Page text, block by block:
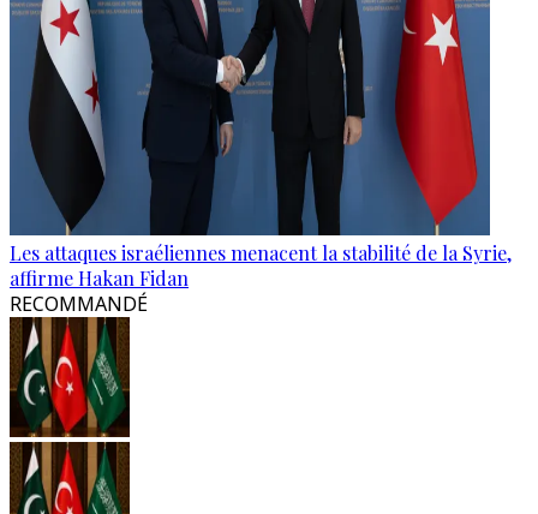
Les attaques israéliennes menacent la stabilité de la Syrie,
affirme Hakan Fidan
RECOMMANDÉ